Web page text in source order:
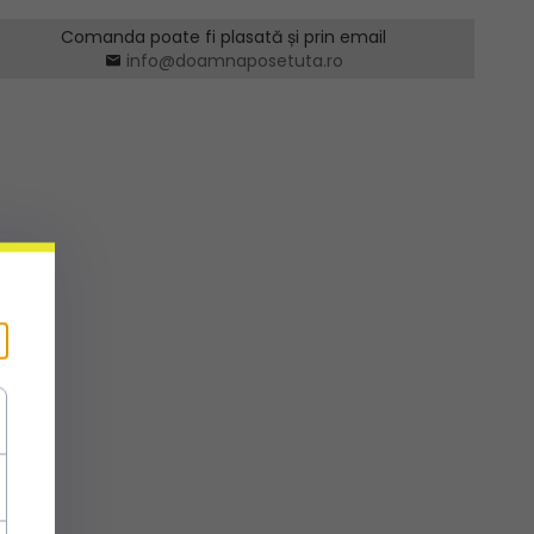
Comanda poate fi plasată și prin email
info@doamnaposetuta.ro